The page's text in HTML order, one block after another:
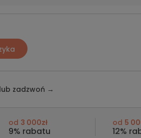
zadzwoń →
od 3 000zł
9% rabatu
od 5
12%